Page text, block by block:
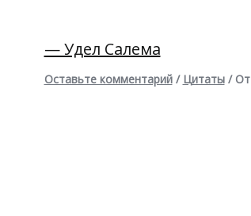
— Удел Салема
Оставьте комментарий / Цитаты/ От